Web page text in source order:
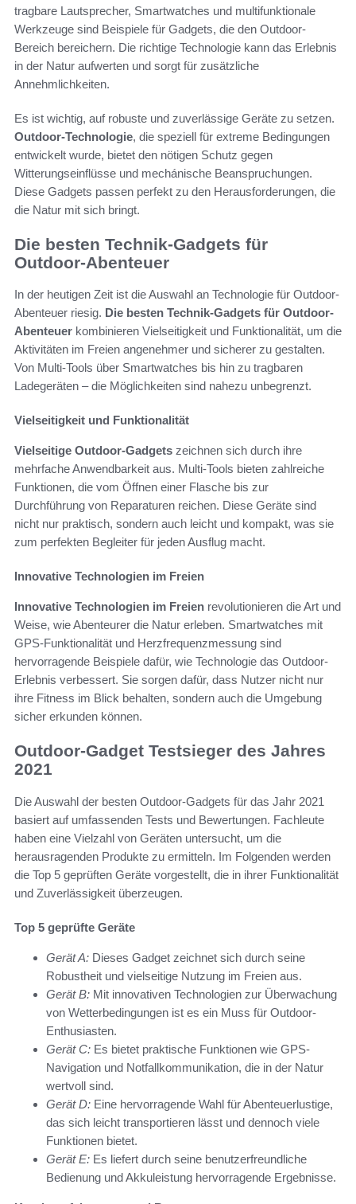
tragbare Lautsprecher, Smartwatches und multifunktionale
Werkzeuge sind Beispiele für Gadgets, die den Outdoor-
Bereich bereichern. Die richtige Technologie kann das Erlebnis
in der Natur aufwerten und sorgt für zusätzliche
Annehmlichkeiten.
Es ist wichtig, auf robuste und zuverlässige Geräte zu setzen.
Outdoor-Technologie, die speziell für extreme Bedingungen
entwickelt wurde, bietet den nötigen Schutz gegen
Witterungseinflüsse und mechánische Beanspruchungen.
Diese Gadgets passen perfekt zu den Herausforderungen, die
die Natur mit sich bringt.
Die besten Technik-Gadgets für
Outdoor-Abenteuer
In der heutigen Zeit ist die Auswahl an Technologie für Outdoor-
Abenteuer riesig. Die besten Technik-Gadgets für Outdoor-
Abenteuer kombinieren Vielseitigkeit und Funktionalität, um die
Aktivitäten im Freien angenehmer und sicherer zu gestalten.
Von Multi-Tools über Smartwatches bis hin zu tragbaren
Ladegeräten – die Möglichkeiten sind nahezu unbegrenzt.
Vielseitigkeit und Funktionalität
Vielseitige Outdoor-Gadgets zeichnen sich durch ihre
mehrfache Anwendbarkeit aus. Multi-Tools bieten zahlreiche
Funktionen, die vom Öffnen einer Flasche bis zur
Durchführung von Reparaturen reichen. Diese Geräte sind
nicht nur praktisch, sondern auch leicht und kompakt, was sie
zum perfekten Begleiter für jeden Ausflug macht.
Innovative Technologien im Freien
Innovative Technologien im Freien revolutionieren die Art und
Weise, wie Abenteurer die Natur erleben. Smartwatches mit
GPS-Funktionalität und Herzfrequenzmessung sind
hervorragende Beispiele dafür, wie Technologie das Outdoor-
Erlebnis verbessert. Sie sorgen dafür, dass Nutzer nicht nur
ihre Fitness im Blick behalten, sondern auch die Umgebung
sicher erkunden können.
Outdoor-Gadget Testsieger des Jahres
2021
Die Auswahl der besten Outdoor-Gadgets für das Jahr 2021
basiert auf umfassenden Tests und Bewertungen. Fachleute
haben eine Vielzahl von Geräten untersucht, um die
herausragenden Produkte zu ermitteln. Im Folgenden werden
die Top 5 geprüften Geräte vorgestellt, die in ihrer Funktionalität
und Zuverlässigkeit überzeugen.
Top 5 geprüfte Geräte
Gerät A: Dieses Gadget zeichnet sich durch seine
Robustheit und vielseitige Nutzung im Freien aus.
Gerät B: Mit innovativen Technologien zur Überwachung
von Wetterbedingungen ist es ein Muss für Outdoor-
Enthusiasten.
Gerät C: Es bietet praktische Funktionen wie GPS-
Navigation und Notfallkommunikation, die in der Natur
wertvoll sind.
Gerät D: Eine hervorragende Wahl für Abenteuerlustige,
das sich leicht transportieren lässt und dennoch viele
Funktionen bietet.
Gerät E: Es liefert durch seine benutzerfreundliche
Bedienung und Akkuleistung hervorragende Ergebnisse.